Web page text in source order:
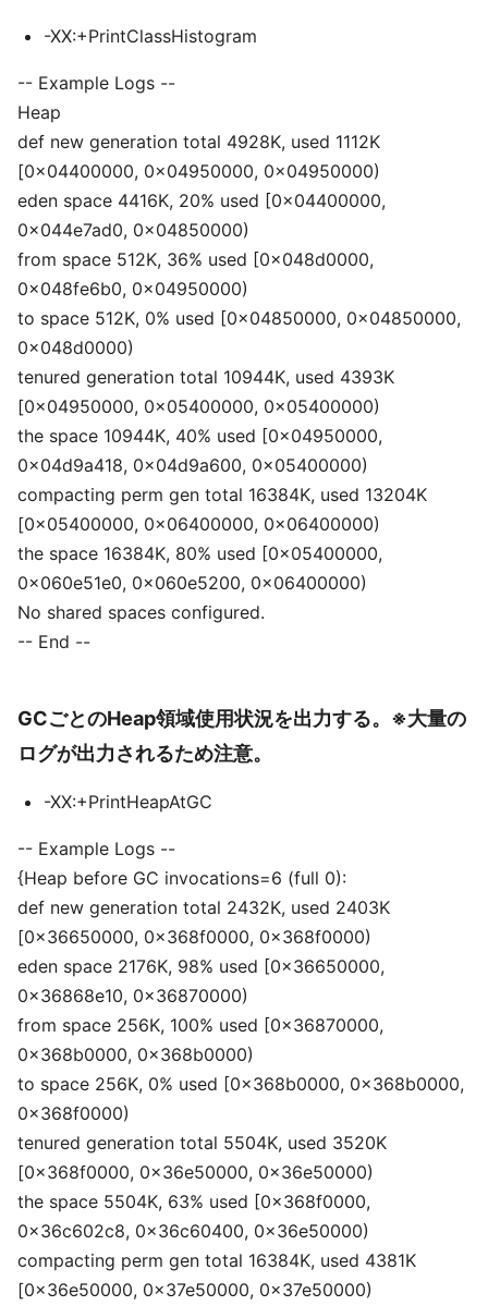
-XX:+PrintClassHistogram
-- Example Logs --
Heap
def new generation total 4928K, used 1112K
[0x04400000, 0x04950000, 0x04950000)
eden space 4416K, 20% used [0x04400000,
0x044e7ad0, 0x04850000)
from space 512K, 36% used [0x048d0000,
0x048fe6b0, 0x04950000)
to space 512K, 0% used [0x04850000, 0x04850000,
0x048d0000)
tenured generation total 10944K, used 4393K
[0x04950000, 0x05400000, 0x05400000)
the space 10944K, 40% used [0x04950000,
0x04d9a418, 0x04d9a600, 0x05400000)
compacting perm gen total 16384K, used 13204K
[0x05400000, 0x06400000, 0x06400000)
the space 16384K, 80% used [0x05400000,
0x060e51e0, 0x060e5200, 0x06400000)
No shared spaces configured.
-- End --
GCごとのHeap領域使用状況を出力する。※大量の
ログが出力されるため注意。
-XX:+PrintHeapAtGC
-- Example Logs --
{Heap before GC invocations=6 (full 0):
def new generation total 2432K, used 2403K
[0x36650000, 0x368f0000, 0x368f0000)
eden space 2176K, 98% used [0x36650000,
0x36868e10, 0x36870000)
from space 256K, 100% used [0x36870000,
0x368b0000, 0x368b0000)
to space 256K, 0% used [0x368b0000, 0x368b0000,
0x368f0000)
tenured generation total 5504K, used 3520K
[0x368f0000, 0x36e50000, 0x36e50000)
the space 5504K, 63% used [0x368f0000,
0x36c602c8, 0x36c60400, 0x36e50000)
compacting perm gen total 16384K, used 4381K
[0x36e50000, 0x37e50000, 0x37e50000)